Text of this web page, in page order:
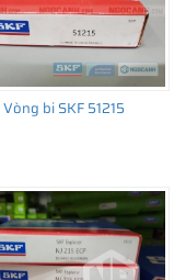
Vòng bi SKF 51215